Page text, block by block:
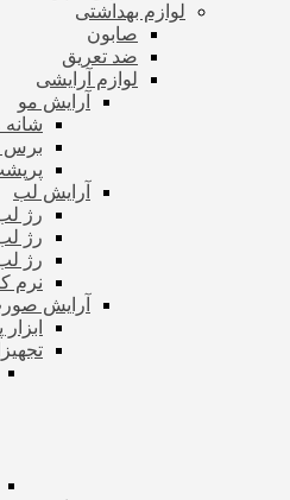
لوازم بهداشتی
صابون
ضد تعریق
لوازم آرایشی
آرایش مو
شانه
برس
آرایش لب
رژ
رژ
رژ
نرم
آرایش